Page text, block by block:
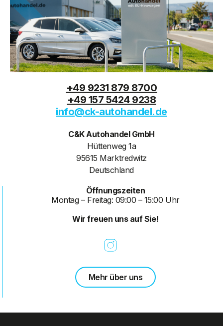
+49 9231 879 8700
+49 157 5424 9238
info@ck-autohandel.de
C&K Autohandel GmbH
Hüttenweg 1a
95615 Marktredwitz
Deutschland
Öffnungszeiten
Montag – Freitag: 09:00 – 15:00 Uhr
Wir freuen uns auf Sie!
Mehr über uns